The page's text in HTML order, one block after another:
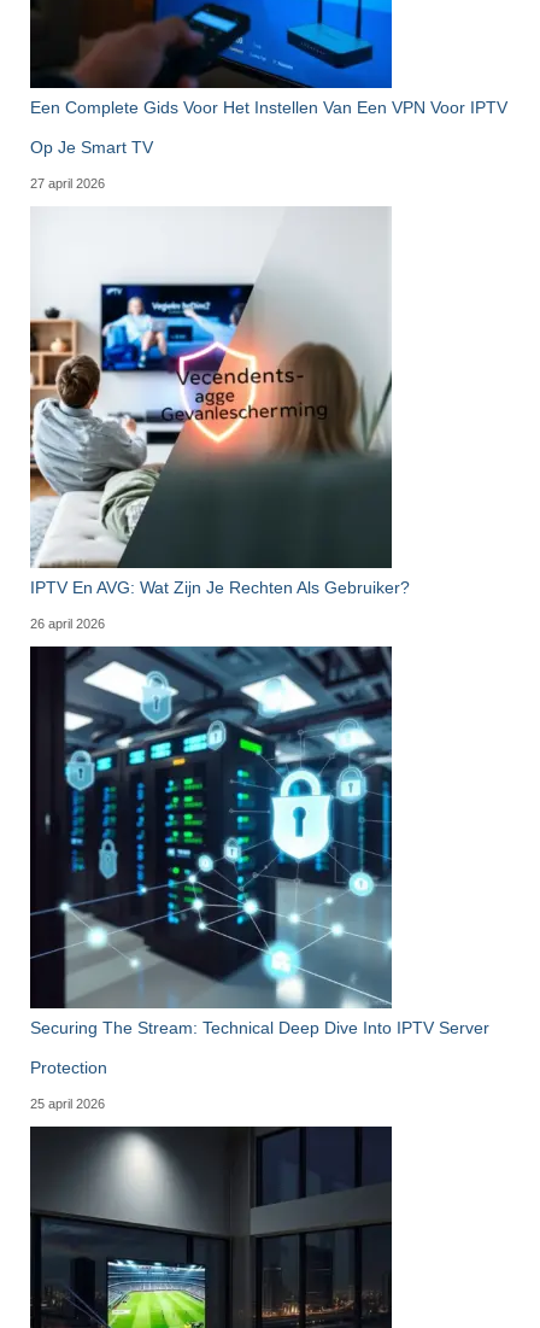
Een Complete Gids Voor Het Instellen Van Een VPN Voor IPTV
Op Je Smart TV
27 april 2026
IPTV En AVG: Wat Zijn Je Rechten Als Gebruiker?
26 april 2026
Securing The Stream: Technical Deep Dive Into IPTV Server
Protection
25 april 2026